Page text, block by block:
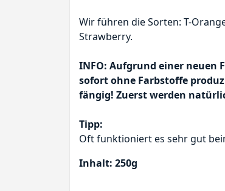
Wir führen die Sorten: T-
Strawberry.
INFO: Aufgrund einer neuen
sofort ohne Farbstoffe
fängig! Zuerst werden
Tipp:
Oft funktioniert es sehr gut
Inhalt: 250g